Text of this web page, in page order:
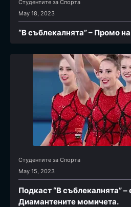
Студентите за Спортa
May 18, 2023
“В съблекалнята” – Промо
Студентите за Спортa
May 15, 2023
Подкаст “В съблекалнята” –
Диамантените момичета.